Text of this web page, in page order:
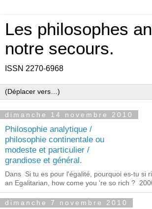
Les philosophes
notre secours.
ISSN 2270-6968
dimanche 14 novembre 2010
Philosophie analytique /
philosophie continentale ou
modeste et particulier /
grandiose et général.
Dans Si tu es pour l'égalité, pourquoi es-tu si
an Egalitarian, how come you 're so rich ?
dimanche 7 novembre 2010